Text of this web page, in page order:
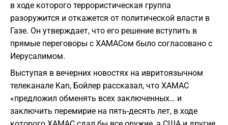
в ходе которого террористическая группа
разоружится и откажется от политической власти в
Газе. Он утверждает, что его решение вступить в
прямые переговоры с ХАМАСом было согласовано с
Иерусалимом.
Выступая в вечерних новостях на ивритоязычном
телеканале Kan, Бойлер рассказал, что ХАМАС
«предложил обменять всех заключенных… и
заключить перемирие на пять-десять лет, в ходе